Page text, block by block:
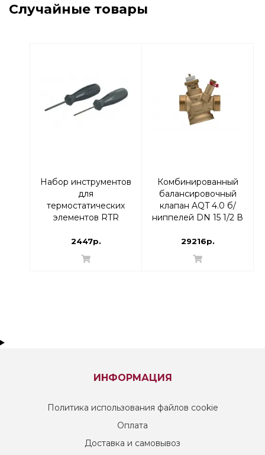
Случайные товары
Набор инструментов
для
термостатических
элементов RTR
2447р.
Комбинированный
балансировочный
клапан AQT 4.0 б/
ниппелей DN 15 1/2 В
29216р.
ИНФОРМАЦИЯ
Политика использования файлов cookie
Оплата
Доставка и самовывоз